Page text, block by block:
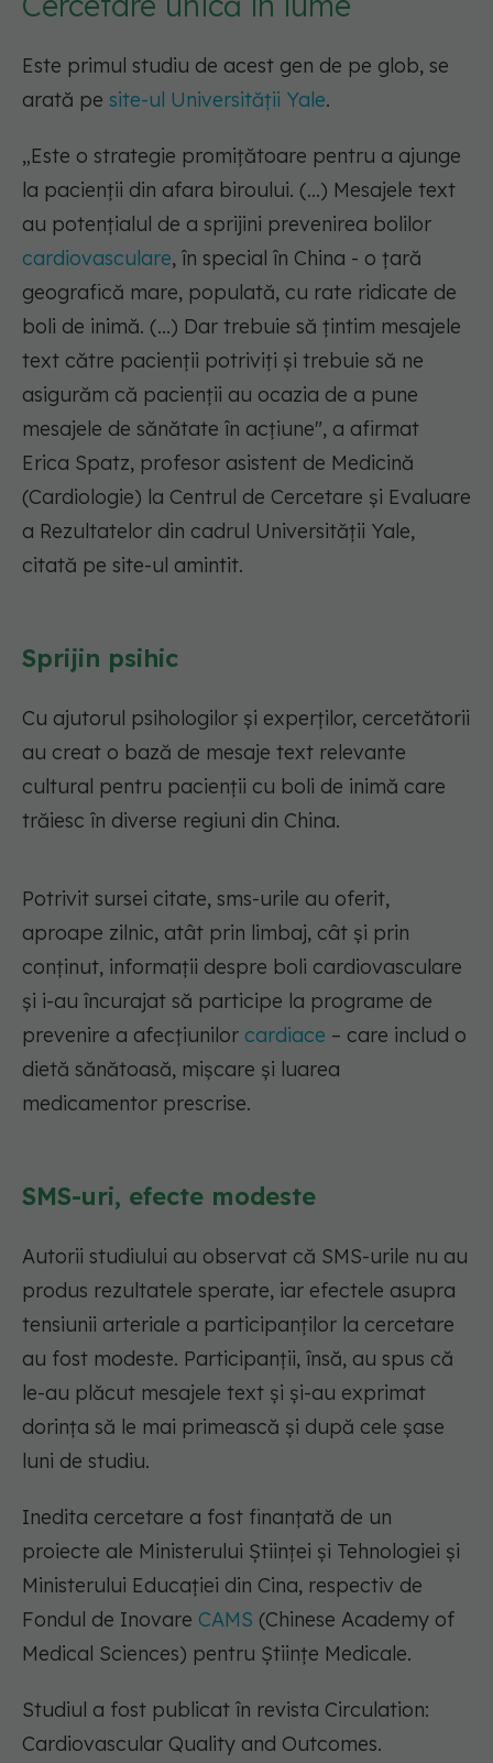
Este primul studiu de acest gen de pe glob, se
arată pe site-ul Universității Yale.
„Este o strategie promițătoare pentru a ajunge
la pacienții din afara biroului. (...) Mesajele text
au potențialul de a sprijini prevenirea bolilor
cardiovasculare, în special în China - o țară
geografică mare, populată, cu rate ridicate de
boli de inimă. (...) Dar trebuie să țintim mesajele
text către pacienții potriviți și trebuie să ne
asigurăm că pacienții au ocazia de a pune
mesajele de sănătate în acțiune", a afirmat
Erica Spatz, profesor asistent de Medicină
(Cardiologie) la Centrul de Cercetare și Evaluare
a Rezultatelor din cadrul Universității Yale,
citată pe site-ul amintit.
Sprijin psihic
Cu ajutorul psihologilor și experților, cercetătorii
au creat o bază de mesaje text relevante
cultural pentru pacienții cu boli de inimă care
trăiesc în diverse regiuni din China.
Potrivit sursei citate, sms-urile au oferit,
aproape zilnic, atât prin limbaj, cât și prin
conținut, informații despre boli cardiovasculare
și i-au încurajat să participe la programe de
prevenire a afecțiunilor cardiace – care includ o
dietă sănătoasă, mișcare și luarea
medicamentor prescrise.
SMS-uri, efecte modeste
Autorii studiului au observat că SMS-urile nu au
produs rezultatele sperate, iar efectele asupra
tensiunii arteriale a participanților la cercetare
au fost modeste. Participanții, însă, au spus că
le-au plăcut mesajele text și și-au exprimat
dorința să le mai primească și după cele șase
luni de studiu.
Inedita cercetare a fost finanțată de un
proiecte ale Ministerului Științei și Tehnologiei și
Ministerului Educației din Cina, respectiv de
Fondul de Inovare CAMS (Chinese Academy of
Medical Sciences) pentru Științe Medicale.
Studiul a fost publicat în revista Circulation:
Cardiovascular Quality and Outcomes.